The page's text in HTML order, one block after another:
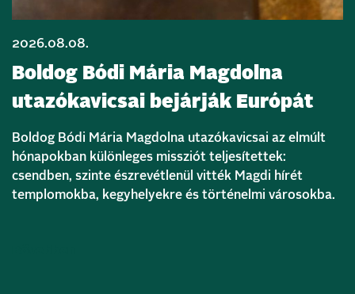
2026.08.08.
Boldog Bódi Mária Magdolna
utazókavicsai bejárják Európát
Boldog Bódi Mária Magdolna utazókavicsai az elmúlt
hónapokban különleges missziót teljesítettek:
csendben, szinte észrevétlenül vitték Magdi hírét
templomokba, kegyhelyekre és történelmi városokba.